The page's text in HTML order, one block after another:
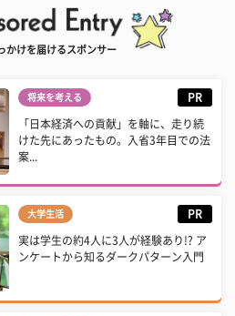
かけを届けるスポンサー
将来を考える PR
「日本経済への貢献」を軸に、走り続
けた先にあったもの。入省3年目での法
案...
大学生活 PR
実は学生の約4人に3人が経験あり!? ア
ンケートから知るダークパターン入門